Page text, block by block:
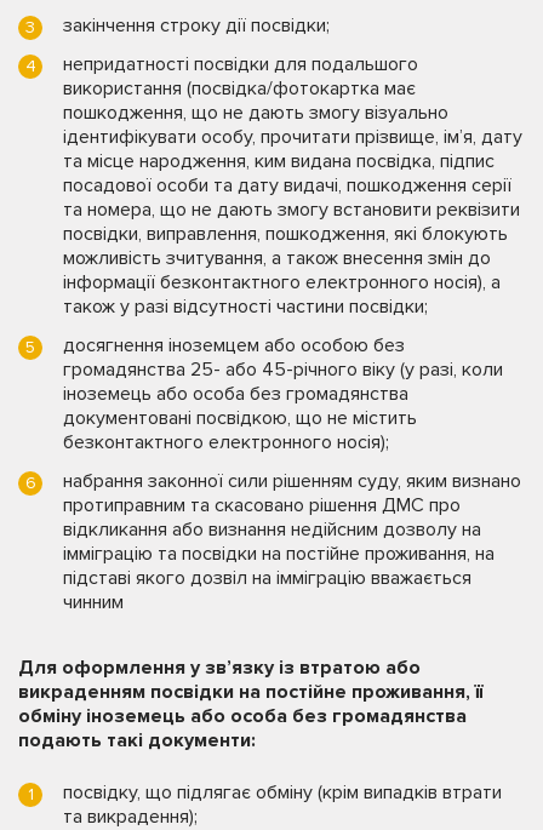
закінчення строку дії посвідки;
непридатності посвідки для подальшого
використання (посвідка/фотокартка має
пошкодження, що не дають змогу візуально
ідентифікувати особу, прочитати прізвище, ім’я, дату
та місце народження, ким видана посвідка, підпис
посадової особи та дату видачі, пошкодження серії
та номера, що не дають змогу встановити реквізити
посвідки, виправлення, пошкодження, які блокують
можливість зчитування, а також внесення змін до
інформації безконтактного електронного носія), а
також у разі відсутності частини посвідки;
досягнення іноземцем або особою без
громадянства 25- або 45-річного віку (у разі, коли
іноземець або особа без громадянства
документовані посвідкою, що не містить
безконтактного електронного носія);
набрання законної сили рішенням суду, яким визнано
протиправним та скасовано рішення ДМС про
відкликання або визнання недійсним дозволу на
імміграцію та посвідки на постійне проживання, на
підставі якого дозвіл на імміграцію вважається
чинним
Для оформлення у зв’язку із втратою або
викраденням посвідки на постійне проживання, її
обміну іноземець або особа без громадянства
подають такі документи:
посвідку, що підлягає обміну (крім випадків втрати
та викрадення);